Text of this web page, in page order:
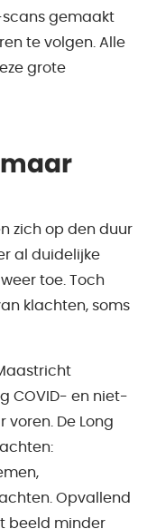
scans gemaakt
te volgen. Alle
grote
maar
zich op den duur
al duidelijke
toe. Toch
klachten, soms
COVID- en niet-
voren. De Long
Opvallend
beeld minder